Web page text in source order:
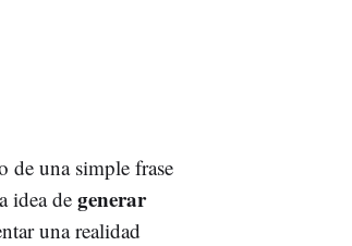
de una simple frase
idea de generar
una realidad